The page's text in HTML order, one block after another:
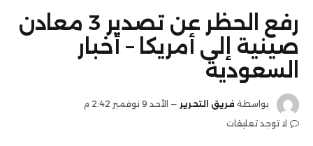
رفع الحظر عن تصدير 3 معادن
صينية إلى أمريكا – أخبار
السعودية
بواسطة فريق التحرير
الأحد 9 نوفمبر 2:42 م
لا توجد تعليقات